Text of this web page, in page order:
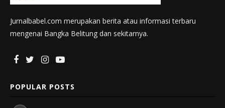
Jurnalbabel.com merupakan berita atau informasi terbaru
mengenai Bangka Belitung dan sekitarnya.
POPULAR POSTS